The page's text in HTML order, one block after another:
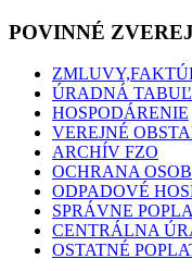
POVINNÉ
ÚRADNÁ
HOSPODÁRENIE
VEREJNÉ
ARCHÍV FZO
OCHRANA
ODPADOVÉ
SPRÁVNE
CENTRÁLNA
OSTATNÉ